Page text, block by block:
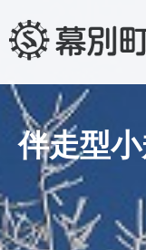
伴走型